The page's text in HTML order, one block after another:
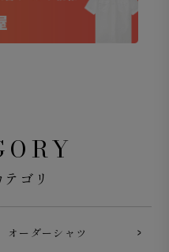
ゴリ
オーダーシャツ